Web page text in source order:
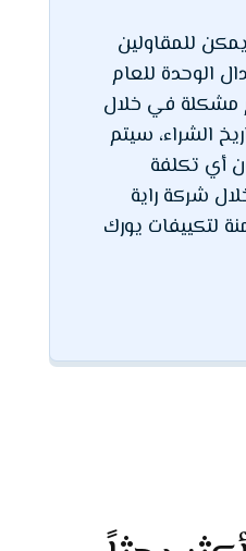
للمقاولين
الوحدة للعام
مشكلة في خلال
الشراء، سيتم
أي تكلفة
شركة راية
لتكييفات يورك